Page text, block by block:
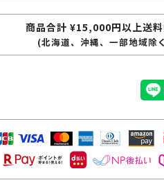
商品合計 ¥15,000円以上送
(北海道、沖縄、一部地域除